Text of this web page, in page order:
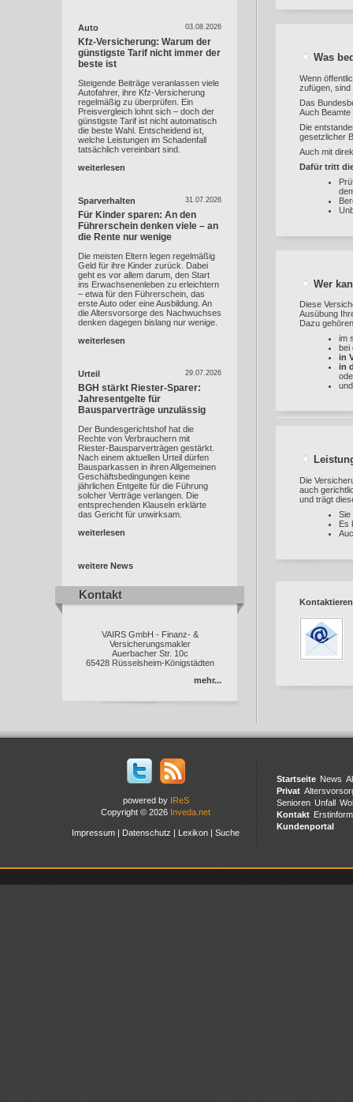
03.08.2026
Auto
Kfz-Versicherung: Warum der
günstigste Tarif nicht immer der
beste ist
Steigende Beiträge veranlassen viele
Autofahrer, ihre Kfz-Versicherung
regelmäßig zu überprüfen. Ein
Preisvergleich lohnt sich – doch der
günstigste Tarif ist nicht automatisch
die beste Wahl. Entscheidend ist,
welche Leistungen im Schadenfall
tatsächlich vereinbart sind.
weiterlesen
31.07.2026
Sparverhalten
Für Kinder sparen: An den
Führerschein denken viele – an
die Rente nur wenige
Die meisten Eltern legen regelmäßig
Geld für ihre Kinder zurück. Dabei
geht es vor allem darum, den Start
ins Erwachsenenleben zu erleichtern
– etwa für den Führerschein, das
erste Auto oder eine Ausbildung. An
die Altersvorsorge des Nachwuchses
denken dagegen bislang nur wenige.
weiterlesen
29.07.2026
Urteil
BGH stärkt Riester-Sparer:
Jahresentgelte für
Bausparverträge unzulässig
Der Bundesgerichtshof hat die
Rechte von Verbrauchern mit
Riester-Bausparverträgen gestärkt.
Nach einem aktuellen Urteil dürfen
Bausparkassen in ihren Allgemeinen
Geschäftsbedingungen keine
jährlichen Entgelte für die Führung
solcher Verträge verlangen. Die
entsprechenden Klauseln erklärte
das Gericht für unwirksam.
weiterlesen
weitere News
Kontakt
Kontakt
VAIRS GmbH - Finanz- &
Versicherungsmakler
Auerbacher Str. 10c
65428 Rüsselsheim-Königstädten
mehr...
Was
Wenn
zufügen,
Das
Auch
Die
gesetzlicher
Auch mit
Dafür tritt
Wer
Diese
Ausübung
Dazu
im
in
in
Die
auch
und trägt
Sie
Es
powered by IReS
Copyright © 2026 Inveda.net
Impressum | Datenschutz | Lexikon | Suche
Startseite News
Privat
Senioren Unfall
Kontakt
Kundenportal